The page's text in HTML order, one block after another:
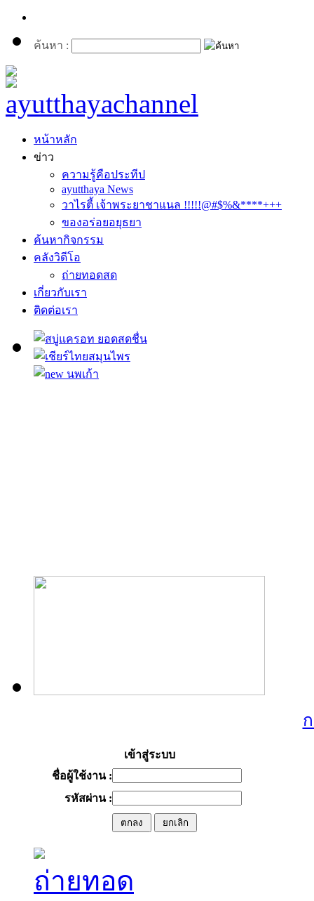
ค้นหา :
หน้าหลัก
ข่าว
ความรู้คือประทีป
ayutthaya News
วาไรตี้ เจ้าพระยาชาแนล !!!!!@#$%&****+++
ของอร่อยอยุธยา
ค้นหากิจกรรม
คลังวิดีโอ
ถ่ายทอดสด
เกี่ยวกับเรา
ติดต่อเรา
เข้าสู่ระบบ
ชื่อผู้ใช้งาน :
รหัสผ่าน :